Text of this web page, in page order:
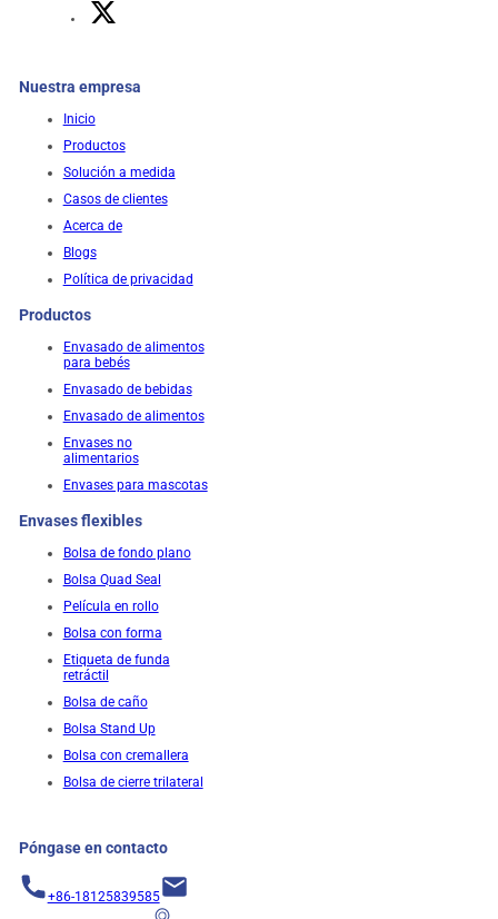
Nuestra empresa
Inicio
Productos
Solución a medida
Casos de clientes
Acerca de
Blogs
Política de privacidad
Productos
Envasado de alimentos
para bebés
Envasado de bebidas
Envasado de alimentos
Envases no
alimentarios
Envases para mascotas
Envases flexibles
Bolsa de fondo plano
Bolsa Quad Seal
Película en rollo
Bolsa con forma
Etiqueta de funda
retráctil
Bolsa de caño
Bolsa Stand Up
Bolsa con cremallera
Bolsa de cierre trilateral
Póngase en contacto
+86-18125839585